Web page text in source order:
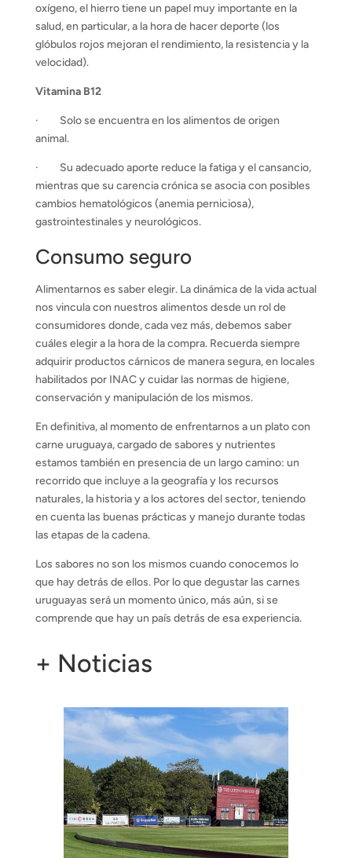
oxígeno, el hierro tiene un papel muy importante en la
salud, en particular, a la hora de hacer deporte (los
glóbulos rojos mejoran el rendimiento, la resistencia y la
velocidad).
Vitamina B12
· Solo se encuentra en los alimentos de origen
animal.
· Su adecuado aporte reduce la fatiga y el cansancio,
mientras que su carencia crónica se asocia con posibles
cambios hematológicos (anemia perniciosa),
gastrointestinales y neurológicos.
Consumo seguro
Alimentarnos es saber elegir. La dinámica de la vida actual
nos vincula con nuestros alimentos desde un rol de
consumidores donde, cada vez más, debemos saber
cuáles elegir a la hora de la compra. Recuerda siempre
adquirir productos cárnicos de manera segura, en locales
habilitados por INAC y cuidar las normas de higiene,
conservación y manipulación de los mismos.
En definitiva, al momento de enfrentarnos a un plato con
carne uruguaya, cargado de sabores y nutrientes
estamos también en presencia de un largo camino: un
recorrido que incluye a la geografía y los recursos
naturales, la historia y a los actores del sector, teniendo
en cuenta las buenas prácticas y manejo durante todas
las etapas de la cadena.
Los sabores no son los mismos cuando conocemos lo
que hay detrás de ellos. Por lo que degustar las carnes
uruguayas será un momento único, más aún, si se
comprende que hay un país detrás de esa experiencia.
+ Noticias